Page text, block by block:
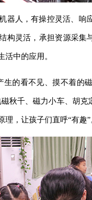
器人，有操控灵活、响
构灵活，承担资源采
中的应用。
生的看不见、摸不着的
秋千、磁力小车、胡
，让孩子们直呼“有趣”